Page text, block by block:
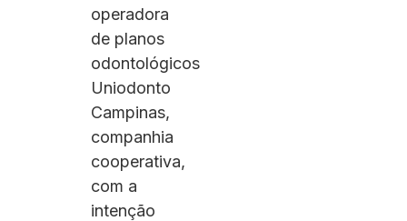
operadora
de planos
odontológicos
Uniodonto
Campinas,
companhia
cooperativa,
com a
intenção